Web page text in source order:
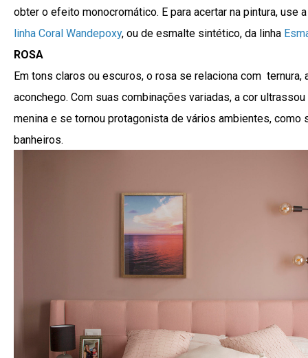
obter o efeito monocromático. E para acertar na pintura, use
linha Coral Wandepoxy, ou de esmalte sintético, da linha
ROSA
Em tons claros ou escuros, o rosa se relaciona com ternura,
aconchego. Com suas combinações variadas, a cor
menina e se tornou protagonista de vários ambientes, como
banheiros.